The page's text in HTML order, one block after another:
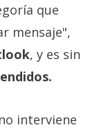
que
mensaje",
, y es sin
interviene